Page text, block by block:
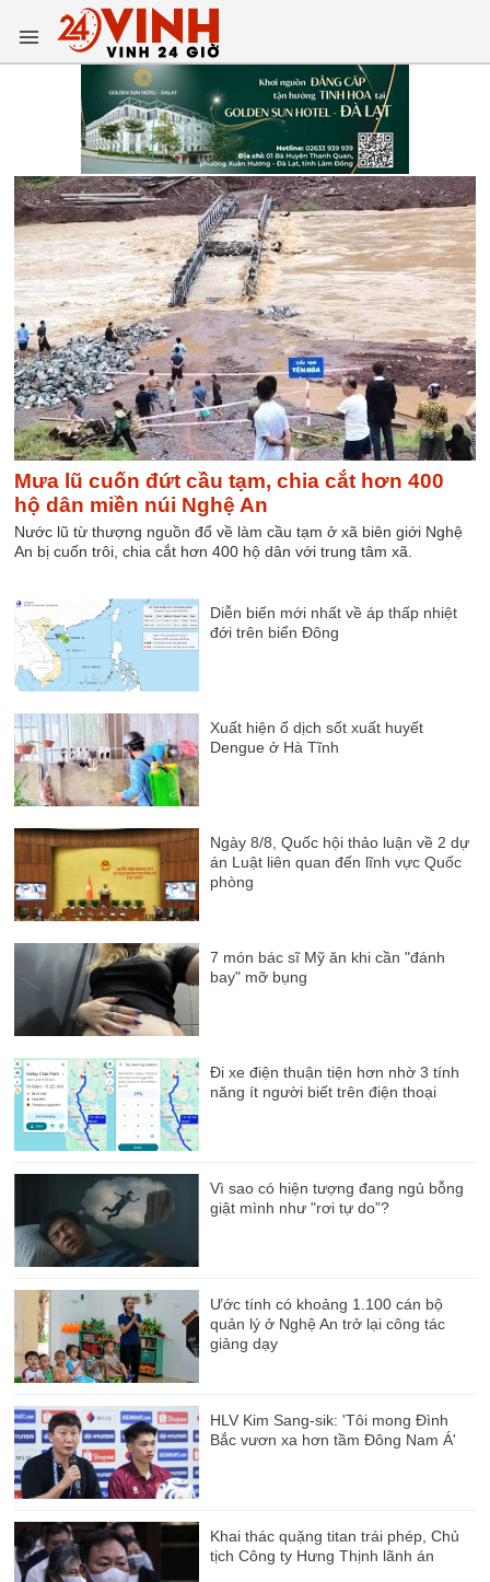
Mưa lũ cuốn đứt cầu tạm, chia cắt hơn 400
hộ dân miền núi Nghệ An
Nước lũ từ thượng nguồn đổ về làm cầu tạm ở xã biên giới Nghệ
An bị cuốn trôi, chia cắt hơn 400 hộ dân với trung tâm xã.
Diễn biến mới nhất về áp thấp nhiệt
đới trên biển Đông
Xuất hiện ổ dịch sốt xuất huyết
Dengue ở Hà Tĩnh
Ngày 8/8, Quốc hội thảo luận về 2 dự
án Luật liên quan đến lĩnh vực Quốc
phòng
7 món bác sĩ Mỹ ăn khi cần "đánh
bay" mỡ bụng
Đi xe điện thuận tiện hơn nhờ 3 tính
năng ít người biết trên điện thoại
Vì sao có hiện tượng đang ngủ bỗng
giật mình như "rơi tự do”?
Ước tính có khoảng 1.100 cán bộ
quản lý ở Nghệ An trở lại công tác
giảng dạy
HLV Kim Sang-sik: 'Tôi mong Đình
Bắc vươn xa hơn tầm Đông Nam Á'
Khai thác quặng titan trái phép, Chủ
tịch Công ty Hưng Thịnh lãnh án